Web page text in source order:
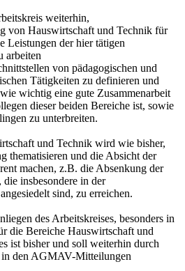
weiterhin,
von Hauswirtschaft und Technik für
Leistungen der hier tätigen
arbeiten
von pädagogischen und
Tätigkeiten zu definieren und
wichtig eine gute Zusammenarbeit
dieser beiden Bereiche ist, sowie
zu unterbreiten.
und Technik wird wie bisher,
thematisieren und die Absicht der
machen, z.B. die Absenkung der
insbesondere in der
sind, zu erreichen.
des Arbeitskreises, besonders in
die Bereiche Hauswirtschaft und
ist bisher und soll weiterhin durch
den AGMAV-Mitteilungen